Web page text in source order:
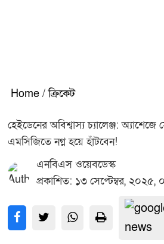
Home / ক্রিকেট
হেইডেনের অবিশ্বাস্য চ্যালেঞ্জ: অ্যাশেজে
এমসিজিতে নগ্ন হয়ে হাঁটবেন!
এনবিএস ওয়েবডেস্ক
প্রকাশিত: ১৩ সেপ্টেম্বর,